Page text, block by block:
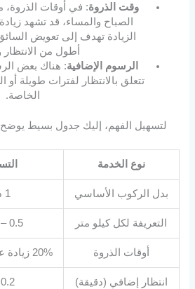
وقت الذروة: في أوقات
الصباح والمساء، قد تشهد
الزيادة تهدف إلى تعويض
أطول من الانتظار
الرسوم الإضافية: هناك بعض
تتعلق بالانتظار لفترات طويلة أو
الخاصة.
لتسهيل الفهم، إليك جدول بسيط يوضح
نوع الخدمة
بدل الركوب الأساسي 1 د.ك
التعريفة لكل كيلو متر 0.5 – 1 د.ك
أوقات الذروة 20% زيادة على التسعيرة
انتظار إضافي (دقيقة) 0.2 د.ك